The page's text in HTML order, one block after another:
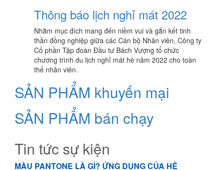
Thông báo lịch nghỉ mát 2022
Nhằm mục đích mang đến niềm vui và gắn kết tinh
thần đồng nghiệp giữa các Cán bộ Nhân viên, Công ty
Cổ phần Tập đoàn Đầu tư Bách Vượng tổ chức
chương trình du lịch nghỉ mát hè năm 2022 cho toàn
thể nhân viên.
SẢN PHẨM khuyến mại
SẢN PHẨM bán chạy
Tin tức sự kiện
MÀU PANTONE LÀ GÌ? ỨNG DỤNG CỦA HỆ